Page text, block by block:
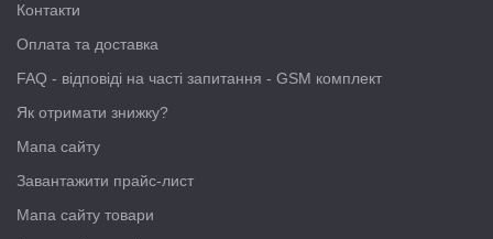
Контакти
Оплата та доставка
FAQ - відповіді на часті запитання - GSM комплект
Як отримати знижку?
Мапа сайту
Завантажити прайс-лист
Мапа сайту товари